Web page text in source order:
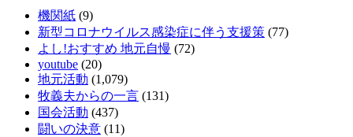
機関紙 (9)
新型コロナウイルス感染症に伴う支援策 (77)
よし!おすすめ 地元自慢 (72)
youtube (20)
地元活動 (1,079)
牧義夫からの一言 (131)
国会活動 (437)
闘いの決意 (11)